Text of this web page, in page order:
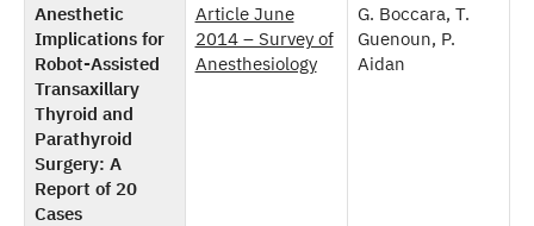
Anesthetic
Implications for
Robot-Assisted
Transaxillary
Thyroid and
Parathyroid
Surgery: A
Report of 20
Cases
Article June
2014 – Survey of
Anesthesiology
G. Boccara, T.
Guenoun, P.
Aidan